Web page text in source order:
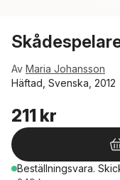
Av Maria Johansson
Häftad, Svenska, 2012
211 kr
Beställningsvara.